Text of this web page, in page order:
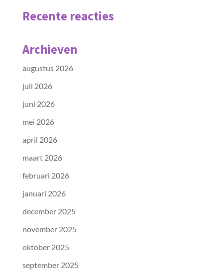
Recente reacties
Archieven
augustus 2026
juli 2026
juni 2026
mei 2026
april 2026
maart 2026
februari 2026
januari 2026
december 2025
november 2025
oktober 2025
september 2025